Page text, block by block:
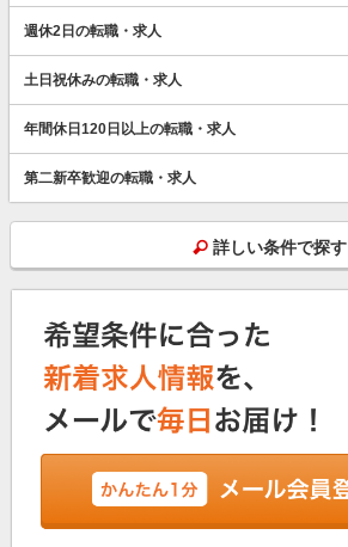
週休2日の転職・求人
土日祝休みの転職・求人
年間休日120日以上の転職・求人
第二新卒歓迎の転職・求人
詳しい条件で探す